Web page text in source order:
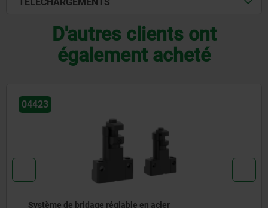
TÉLÉCHARGEMENTS
D'autres clients ont
également acheté
04423
Système de bridage réglable en acier